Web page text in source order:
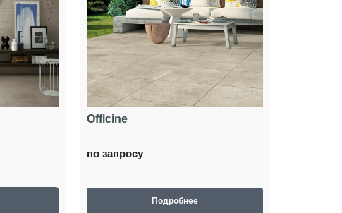
Officine
по запросу
Подробнее